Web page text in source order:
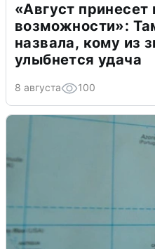
«Август принесет
возможности»:
назвала, кому из
улыбнется удача
8 августа 100